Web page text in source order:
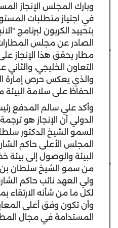
وبارك المجلس الإنجاز
بتحييد الكربون لبرنامج
مطار يحقق هذا
التعاون الخليجي،
والذي يعكس حرص إمارة
الحفاظ على سلامة البيئة
وأكد علي سالم المدفع
الدولي أن الإنجاز هو
السمو الشيخ الدكتور
المجلس الأعلى حاكم
البيئة والوصول إلى
من سمو الشيخ سلطان
ولي العهد نائب حاكم
لكل ما من شأنه الارتقاء
وأن تكون وفق أعلى
المستدامة في مجال